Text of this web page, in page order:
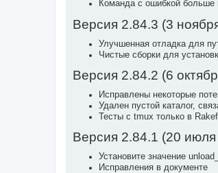
Команда с ошибкой больше
Версия 2.84.3 (3
Улучшенная отладка для
Чистые сборки для
Версия 2.84.2 (6
Исправлены некоторые
Удален пустой каталог,
Тесты с tmux только в
Версия 2.84.1 (20 июля
Установите значение
Исправления в документе